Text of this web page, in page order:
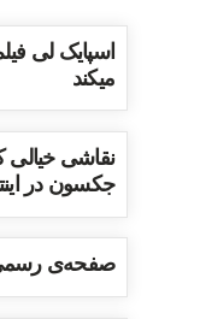
اسپایک لی
میکند
نقاشی خیالی
جکسون در
صفحه‌ی رسمی